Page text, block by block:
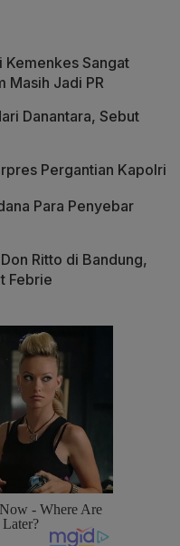
Kemenkes Sangat
Masih Jadi PR
Danantara, Sebut
Pergantian Kapolri
Para Penyebar
Ritto di Bandung,
Febrie